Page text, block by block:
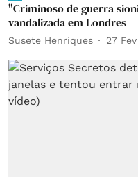
"Criminoso de guerra
vandalizada em Londres
Susete Henriques 27